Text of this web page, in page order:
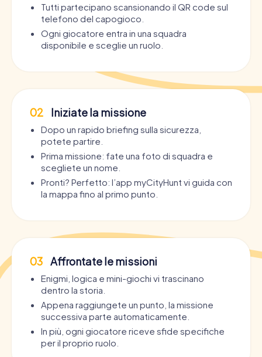
Tutti partecipano scansionando il QR code sul
telefono del capogioco.
Ogni giocatore entra in una squadra
disponibile e sceglie un ruolo.
02 Iniziate la missione
Dopo un rapido briefing sulla sicurezza,
potete partire.
Prima missione: fate una foto di squadra e
scegliete un nome.
Pronti? Perfetto: l’app myCityHunt vi guida con
la mappa fino al primo punto.
03 Affrontate le missioni
Enigmi, logica e mini-giochi vi trascinano
dentro la storia.
Appena raggiungete un punto, la missione
successiva parte automaticamente.
In più, ogni giocatore riceve sfide specifiche
per il proprio ruolo.